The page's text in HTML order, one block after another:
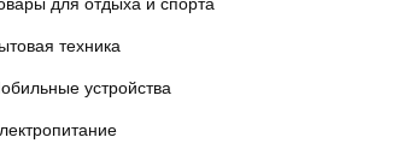
техника
устройства